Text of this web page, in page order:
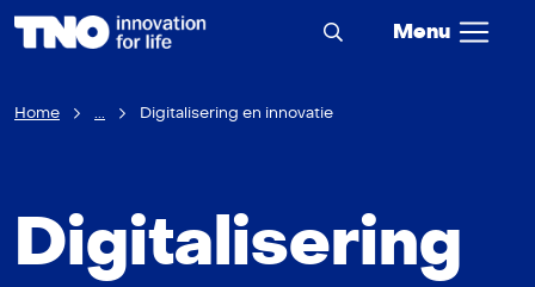
Menu
Home ... Digitalisering en innovatie
Digitalisering